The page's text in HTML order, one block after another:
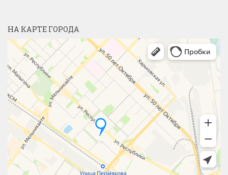
НА КАРТЕ ГОРОДА